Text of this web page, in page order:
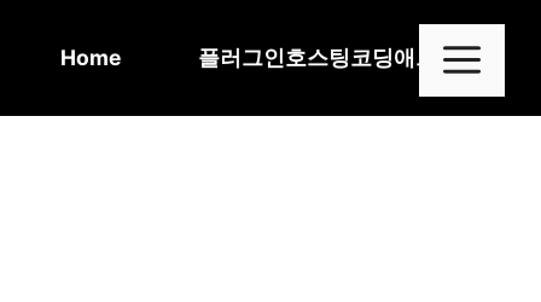
Home 플러그인호스팅코딩애드센스